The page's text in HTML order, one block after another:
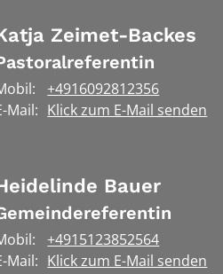
Zeimet-Backes
+4916092812356
Mail: Klick zum E-Mail senden
Bauer
+4915123852564
Mail: Klick zum E-Mail senden